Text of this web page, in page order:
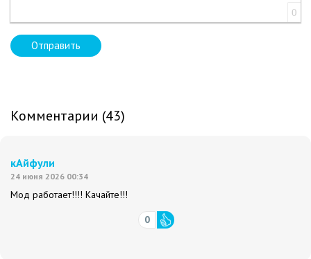
0
Отправить
Комментарии (43)
кАйфули
24 июня 2026 00:34
Мод работает!!!! Качайте!!!
0